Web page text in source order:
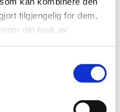
tilgjengelig for dem,
din bruk av